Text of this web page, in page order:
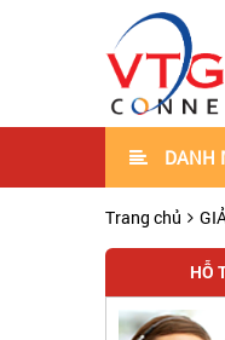
DANH
Trang chủ
HỖ